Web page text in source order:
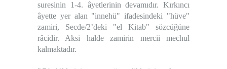
suresinin 1-4. âyetlerinin devamıdır. Kırkıncı
âyette yer alan "innehü" ifadesindeki "hüve"
zamiri, Secde/2’deki "el Kitab" sözcüğüne
râcidir. Aksi halde zamirin mercii mechul
kalmaktadır.